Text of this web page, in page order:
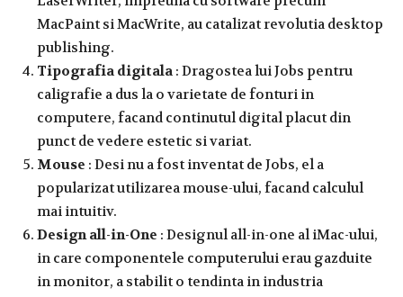
MacPaint si MacWrite, au catalizat revolutia desktop
publishing.
Tipografia digitala : Dragostea lui Jobs pentru
caligrafie a dus la o varietate de fonturi in
computere, facand continutul digital placut din
punct de vedere estetic si variat.
Mouse : Desi nu a fost inventat de Jobs, el a
popularizat utilizarea mouse-ului, facand calculul
mai intuitiv.
Design all-in-One : Designul all-in-one al iMac-ului,
in care componentele computerului erau gazduite
in monitor, a stabilit o tendinta in industria